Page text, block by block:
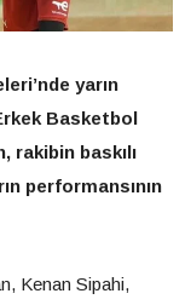
yarın
Basketbol
rakibin baskılı
performansının
Kenan Sipahi,